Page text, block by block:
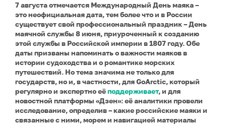
7 августа отмечается Международный День маяка –
это неофициальная дата, тем более что и в России
существует свой профессиональный праздник – День
маячной службы 8 июня, приуроченный к созданию
этой службы в Российской империи в 1807 году. Обе
даты призваны напоминать о важности маяков в
истории судоходства и о романтике морских
путешествий. Но тема значима не только для
государств, но и, в частности, для GoArctic, который
регулярно и экспертно еёподдерживает, и для
новостной платформы «Дзен»: её аналитики провели
исследование, определив – какие российские маяки и
связанные с ними, морем и навигацией материалы